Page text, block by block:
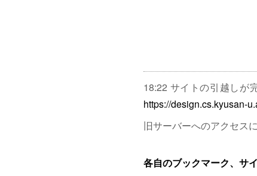
18:22 サイトの引越しが
https://design.cs.kyusan-
旧サーバーへのアクセス
各自のブックマーク、サ